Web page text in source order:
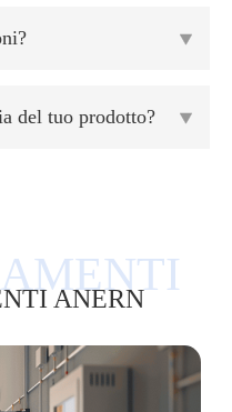

del tuo prodotto? 
ANERN